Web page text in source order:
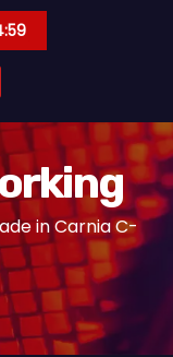
in Carnia C-